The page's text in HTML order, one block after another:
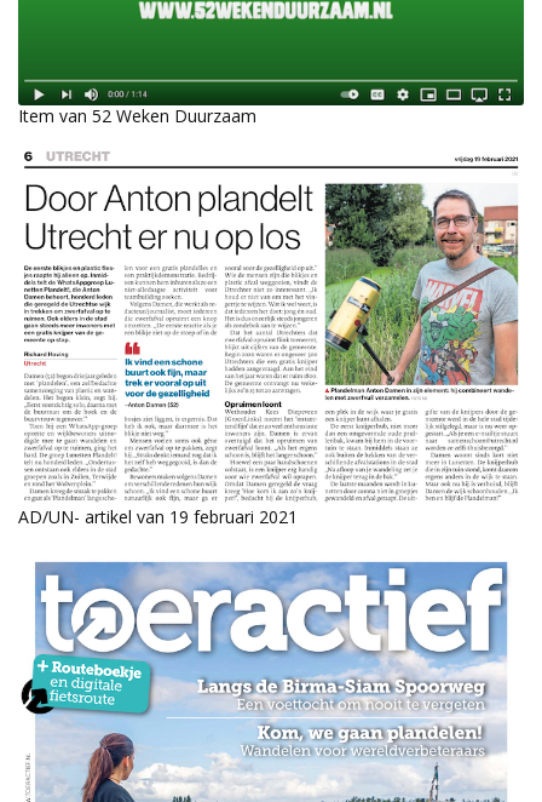
Item van 52 Weken Duurzaam
AD/UN- artikel van 19 februari 2021